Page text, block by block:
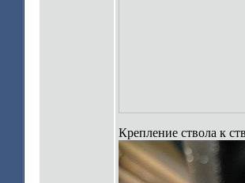
Крепление ствола к